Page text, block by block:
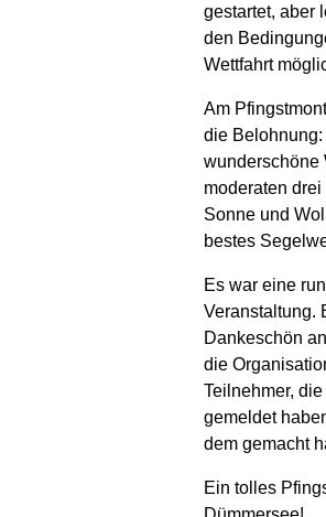
gestartet, aber
den
Wettfahrt
Am
die Belohnung:
wunderschöne
moderaten
Sonne und
bestes
Es war eine
Veranstaltung.
Dankeschön
die
Teilnehmer,
gemeldet
dem gemacht
Ein tolles